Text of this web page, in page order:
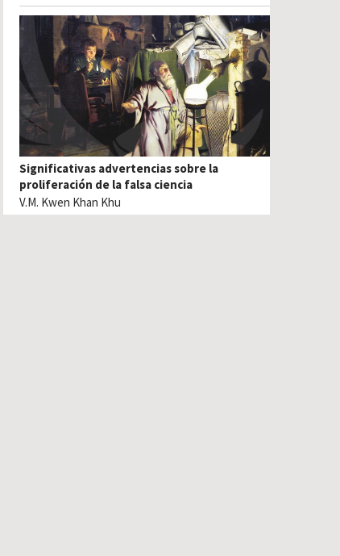
Significativas advertencias sobre la
proliferación de la falsa ciencia
V.M. Kwen Khan Khu